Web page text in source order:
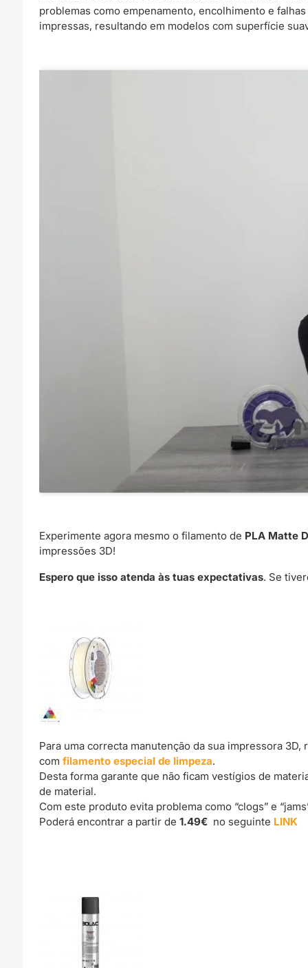
problemas como empenamento, encolhimento e
impressas, resultando em modelos com superfície
Experimente agora mesmo o filamento de PLA Matte
impressões 3D!
Espero que isso atenda às tuas expectativas. Se
Para uma correcta manutenção da sua impressora
com filamento especial de limpeza.
Desta forma garante que não ficam vestígios de
de material.
Com este produto evita problema como “clogs” e
Poderá encontrar a partir de1.49€ no seguinte LINK